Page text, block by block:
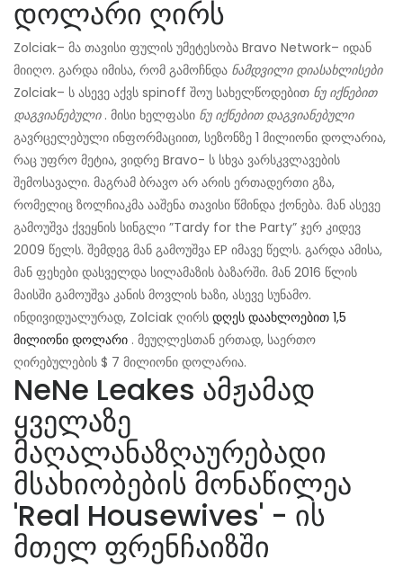
დოლარი ღირს
Zolciak– მა თავისი ფულის უმეტესობა Bravo Network– იდან
მიიღო. გარდა იმისა, რომ გამოჩნდა ნამდვილი დიასახლისები
Zolciak– ს ასევე აქვს spinoff შოუ სახელწოდებით ნუ იქნებით
დაგვიანებული. მისი ხელფასი ნუ იქნებით დაგვიანებული
გავრცელებული ინფორმაციით, სეზონზე 1 მილიონი დოლარია,
რაც უფრო მეტია, ვიდრე Bravo- ს სხვა ვარსკვლავების
შემოსავალი. მაგრამ ბრავო არ არის ერთადერთი გზა,
რომელიც ზოლჩიაკმა ააშენა თავისი წმინდა ქონება. მან ასევე
გამოუშვა ქვეყნის სინგლი ”Tardy for the Party” ჯერ კიდევ
2009 წელს. შემდეგ მან გამოუშვა EP იმავე წელს. გარდა ამისა,
მან ფეხები დასველდა სილამაზის ბაზარში. მან 2016 წლის
მაისში გამოუშვა კანის მოვლის ხაზი, ასევე სუნამო.
ინდივიდუალურად, Zolciak ღირს დღეს დაახლოებით 1,5
მილიონი დოლარი . მეუღლესთან ერთად, საერთო
ღირებულების $ 7 მილიონი დოლარია.
NeNe Leakes ამჟამად
ყველაზე
მაღალანაზღაურებადი
მსახიობების მონაწილეა
'Real Housewives' - ის
მთელ ფრენჩაიზში